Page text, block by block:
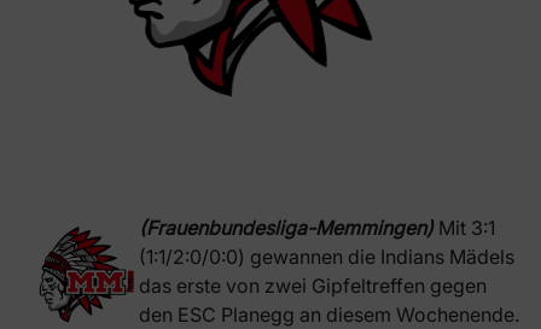
(Frauenbundesliga-Memmingen) Mit 3:1
(1:1/2:0/0:0) gewannen die Indians Mädels
das erste von zwei Gipfeltreffen gegen
den ESC Planegg an diesem Wochenende.